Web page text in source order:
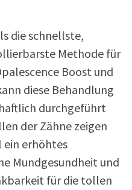
die schnellste,
Methode für
Boost und
diese Behandlung
durchgeführt
der Zähne zeigen
ein erhöhtes
Mundgesundheit und
für die tollen